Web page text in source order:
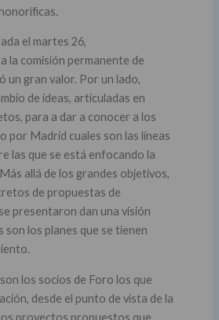
el martes 26,
la comisión permanente de
un gran valor. Por un lado,
de ideas, articuladas en
para a dar a conocer a los
por Madrid cuales son las líneas
las que se está enfocando la
allá de los grandes objetivos,
de propuestas de
presentaron dan una visión
son los planes que se tienen
los socios de Foro los que
desde el punto de vista de la
proyectos propuestos que